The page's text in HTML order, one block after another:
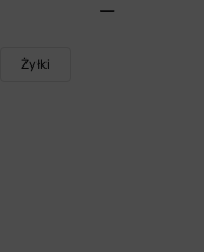
Żyłki